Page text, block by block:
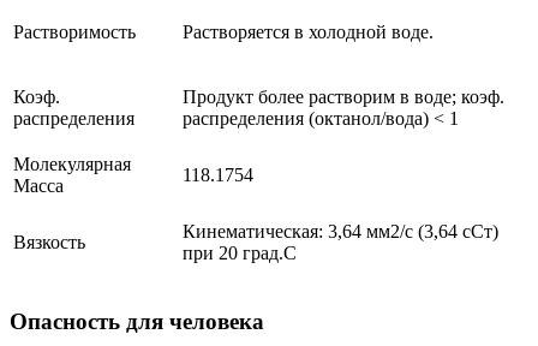
Растворимость Растворяется в холодной воде.
Коэф.
распределения
Продукт более растворим в воде; коэф.
распределения (октанол/вода) < 1
Молекулярная
Масса
118.1754
Вязкость
Кинематическая: 3,64 мм2/с (3,64 сСт)
при 20 град.С
Опасность для человека